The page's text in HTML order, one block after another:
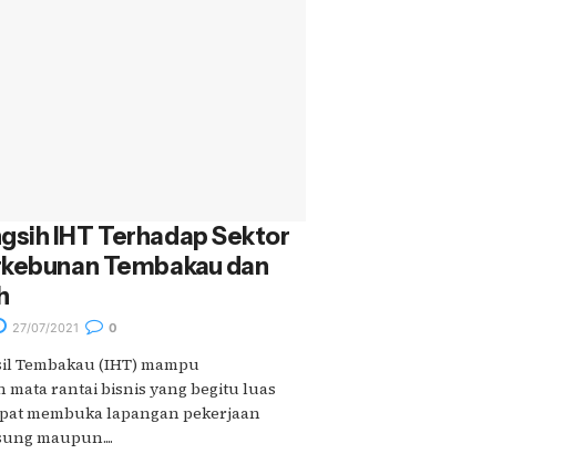
IHT Terhadap Sektor
Tembakau dan
27/07/2021 0
Tembakau (IHT) mampu
mata rantai bisnis yang begitu luas
membuka lapangan pekerjaan
maupun....